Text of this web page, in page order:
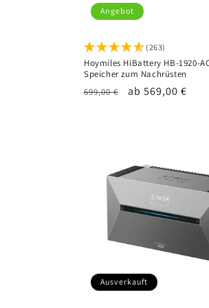
Angebot
(263)
Hoymiles HiBattery HB-1920-
Speicher zum Nachrüsten
Normaler
699,00 € Verkaufspreis
ab 569,00 €
Ausverkauft